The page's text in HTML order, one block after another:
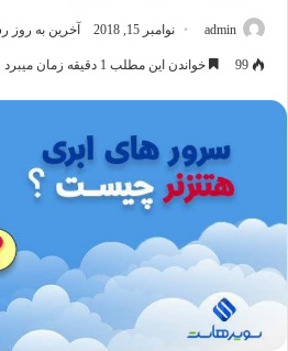
admin نوامبر 15, 2018 آخرین به روز
99 خواندن این مطلب 1 دقیقه زمان میبرد